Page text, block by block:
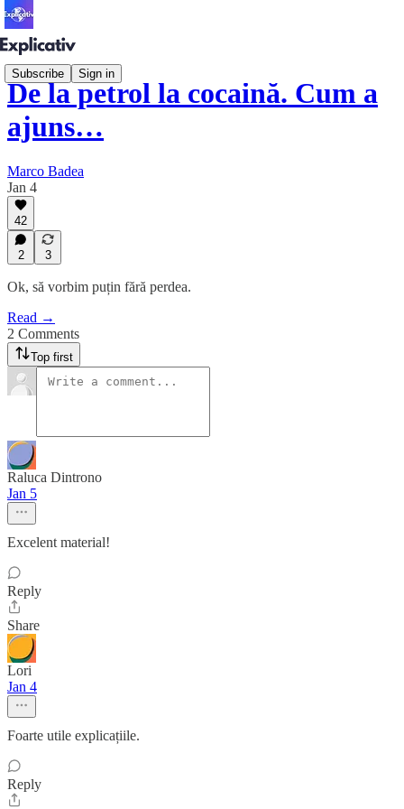
Subscribe Sign in
De la petrol la cocaină. Cum a
ajuns…
Marco Badea
Jan 4
42
2 3
Ok, să vorbim puțin fără perdea.
Read →
2 Comments
Top first
Raluca Dintrono
Jan 5
Excelent material!
Reply
Share
Lori
Jan 4
Foarte utile explicațiile.
Reply